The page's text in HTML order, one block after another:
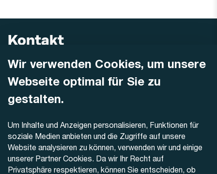
Wir verwenden Cookies, um unsere
Webseite optimal für Sie zu
gestalten.
Um Inhalte und Anzeigen personalisieren, Funktionen für
soziale Medien anbieten und die Zugriffe auf unsere
Website analysieren zu können, verwenden wir und einige
unserer Partner Cookies. Da wir Ihr Recht auf
Privatsphäre respektieren, können Sie entscheiden, ob
Kontakt
AREMO
Dornacherstrasse 48
4500 Solothurn
+41 32 622 37 22
Kontaktformular